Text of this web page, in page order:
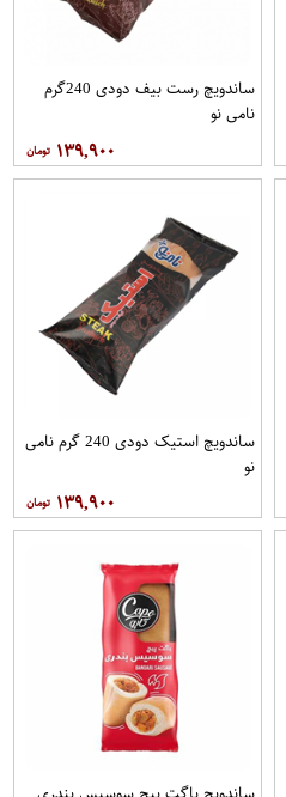
ساندویچ رست بیف دودی 240گرم
نامی نو
۱۳۹,۹۰۰
ساندویچ استیک دودی 240 گرم نامی
نو
۱۳۹,۹۰۰